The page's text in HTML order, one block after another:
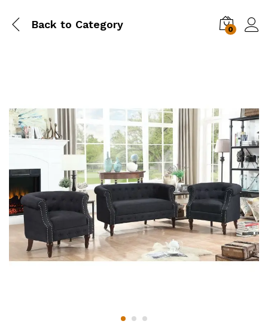
Back to Category 0